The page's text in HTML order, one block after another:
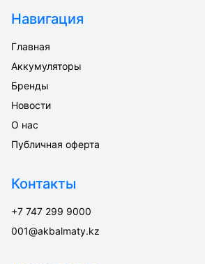
Навигация
Главная
Аккумуляторы
Бренды
Новости
О нас
Публичная оферта
Контакты
+7 747 299 9000
001@akbalmaty.kz